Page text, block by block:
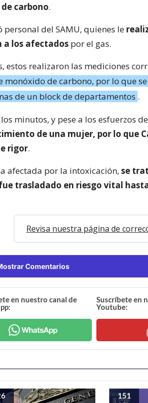
carbono.
del SAMU, quienes le
a los afectados por el gas.
estos realizaron las mediciones
monóxido de carbono, por lo que se
de un block de departamentos .
minutos, y pese a los esfuerzos
de una mujer, por lo que
rigor.
afectada por la intoxicación, se
trasladado en riesgo vital
Revisa nuestra página de
Comentarios
en nuestro canal de
Suscríbete en
Youtube:
151